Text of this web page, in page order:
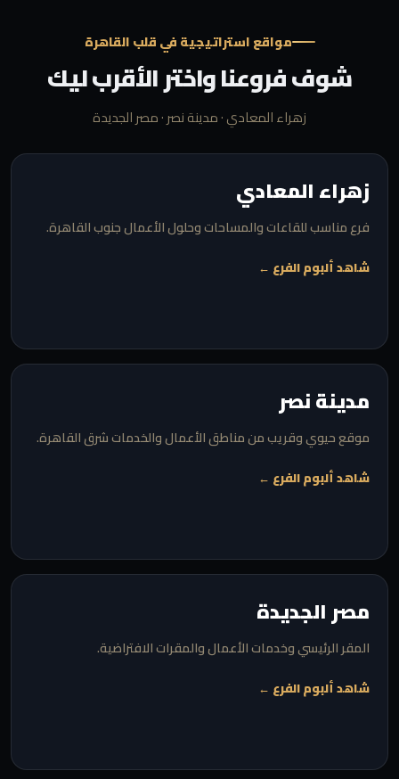
مواقع استراتيجية في قلب القاهرة
شوف فروعنا واختر الأقرب ليك
زهراء المعادي · مدينة نصر · مصر الجديدة
زهراء المعادي
فرع مناسب للقاعات والمساحات وحلول الأعمال جنوب القاهرة.
شاهد ألبوم الفرع ←
مدينة نصر
موقع حيوي وقريب من مناطق الأعمال والخدمات شرق القاهرة.
شاهد ألبوم الفرع ←
مصر الجديدة
المقر الرئيسي وخدمات الأعمال والمقرات الافتراضية.
شاهد ألبوم الفرع ←